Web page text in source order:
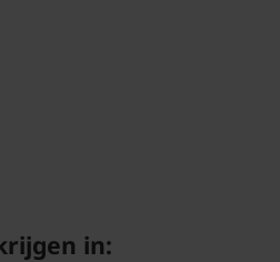
in: